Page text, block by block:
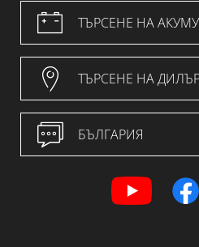
ТЪРСЕНЕ НА
ТЪРСЕНЕ НА
БЪЛГАРИЯ